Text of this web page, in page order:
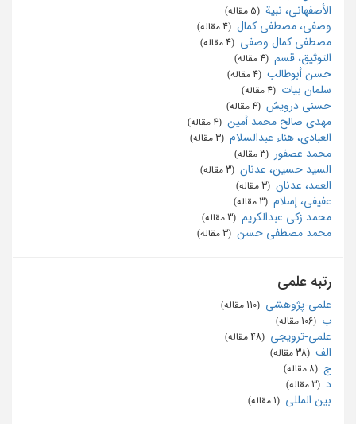
الأصفهانی، نبیة
وصفی، مصطفی کمال
مصطفی کمال وصفی
التوثیق، قسم
حسن أبوطالب
سلمان بیات
حسنی درویش
مهدی صالح محمد أمین
العبادی، هناء عبدالسلام
محمد عصفور
السید حسین، عدنان
العمد، عدنان
عفیفی، إسلام
محمد زکی عبدالکریم
محمد مصطفی حسن
رتبه علمی
علمی-پژوهشی
ب
علمی-ترویجی
الف
ج
د
بین المللی